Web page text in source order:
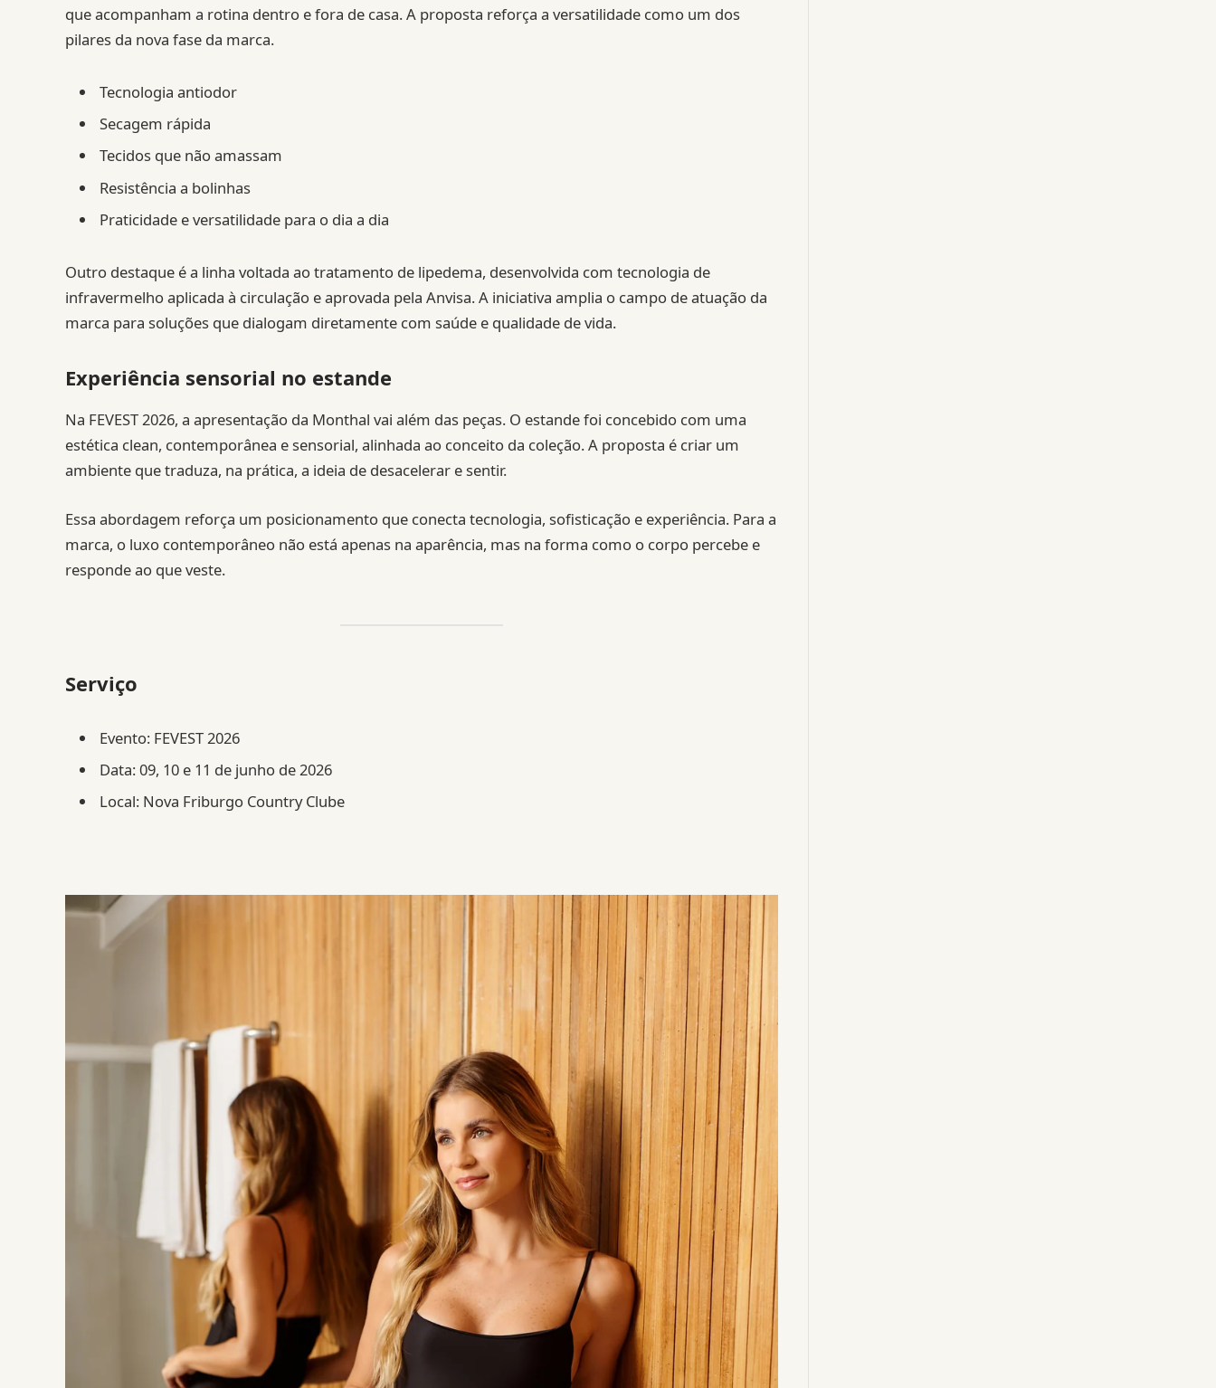
que acompanham a rotina dentro e fora de casa. A proposta reforça a versatilidade como um dos
pilares da nova fase da marca.
Tecnologia antiodor
Secagem rápida
Tecidos que não amassam
Resistência a bolinhas
Praticidade e versatilidade para o dia a dia
Outro destaque é a linha voltada ao tratamento de lipedema, desenvolvida com tecnologia de
infravermelho aplicada à circulação e aprovada pela Anvisa. A iniciativa amplia o campo de atuação da
marca para soluções que dialogam diretamente com saúde e qualidade de vida.
Experiência sensorial no estande
Na FEVEST 2026, a apresentação da Monthal vai além das peças. O estande foi concebido com uma
estética clean, contemporânea e sensorial, alinhada ao conceito da coleção. A proposta é criar um
ambiente que traduza, na prática, a ideia de desacelerar e sentir.
Essa abordagem reforça um posicionamento que conecta tecnologia, sofisticação e experiência. Para a
marca, o luxo contemporâneo não está apenas na aparência, mas na forma como o corpo percebe e
responde ao que veste.
Serviço
Evento: FEVEST 2026
Data: 09, 10 e 11 de junho de 2026
Local: Nova Friburgo Country Clube